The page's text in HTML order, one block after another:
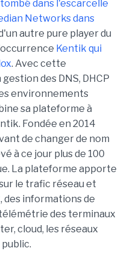
dans l'escarcelle
Networks dans
autre pure player du
Kentik qui
. Avec cette
des DNS, DHCP
environnements
sa plateforme à
Fondée en 2014
de changer de nom
à ce jour plus de 100
La plateforme apporte
le trafic réseau et
des informations de
des terminaux
cloud, les réseaux